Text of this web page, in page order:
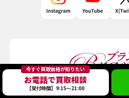
今すぐ買取価格が知りたい
お電話で買取相談
【受付時間】9:15～21:00